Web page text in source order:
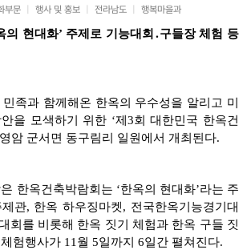
부문 행사 및 홍보 전라남도 행복마을과
의 현대화’ 주제로 기능대회․구들장 체험 등
족과 함께해온 한옥의 우수성을 알리고 미
을 모색하기 위한 ‘제3회 대한민국 한옥건
암 군서면 동구림리 일원에서 개최된다.
한옥건축박람회는 ‘한옥의 현대화’라는 주
관, 한옥 하우징마켓, 전국한옥기능경기대
회를 비롯해 한옥 짓기 체험과 한옥 구들 짓
험행사가 11월 5일까지 6일간 펼쳐진다.